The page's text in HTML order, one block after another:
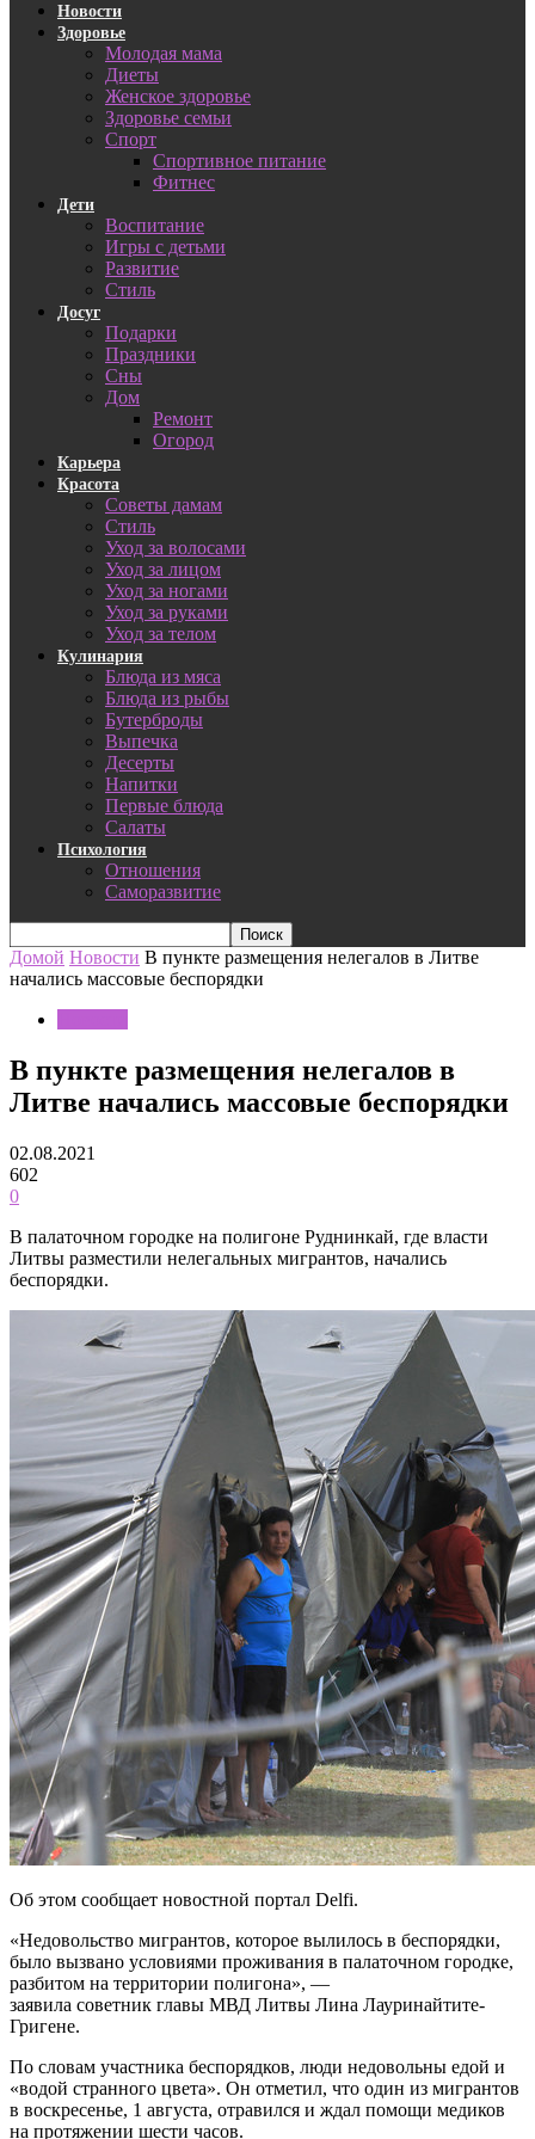
Новости
Здоровье
Молодая мама
Диеты
Женское здоровье
Здоровье семьи
Спорт
Спортивное питание
Фитнес
Дети
Воспитание
Игры с детьми
Развитие
Стиль
Досуг
Подарки
Праздники
Сны
Дом
Ремонт
Огород
Карьера
Красота
Советы дамам
Стиль
Уход за волосами
Уход за лицом
Уход за ногами
Уход за руками
Уход за телом
Кулинария
Блюда из мяса
Блюда из рыбы
Бутерброды
Выпечка
Десерты
Напитки
Первые блюда
Салаты
Психология
Отношения
Саморазвитие
Домой Новости В пункте размещения нелегалов в Литве
начались массовые беспорядки
В пункте размещения нелегалов в
Литве начались массовые беспорядки
02.08.2021
602
0
В палаточном городке на полигоне Руднинкай, где власти
Литвы разместили нелегальных мигрантов, начались
беспорядки.
Об этом сообщает новостной портал Delfi.
«Недовольство мигрантов, которое вылилось в беспорядки,
было вызвано условиями проживания в палаточном городке,
разбитом на территории полигона», —
заявила советник главы МВД Литвы Лина Лауринайтите-
Григене.
По словам участника беспорядков, люди недовольны едой и
«водой странного цвета». Он отметил, что один из мигрантов
в воскресенье, 1 августа, отравился и ждал помощи медиков
на протяжении шести часов.